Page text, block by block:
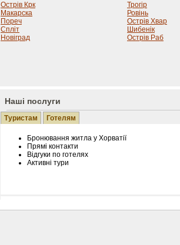
Острів Крк
Макарска
Пореч
Спліт
Новіград
Трогір
Ровінь
Острів Хвар
Шибенік
Острів Раб
Наші послуги
Туристам Готелям
Бронювання житла у Хорватії
Прямі контакти
Відгуки по готелях
Активні тури
Розміщення інформації про готель на